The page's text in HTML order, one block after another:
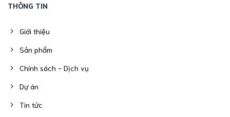
THÔNG TIN
Giới thiệu
Sản phẩm
Chính sách - Dịch vụ
Dự án
Tin tức